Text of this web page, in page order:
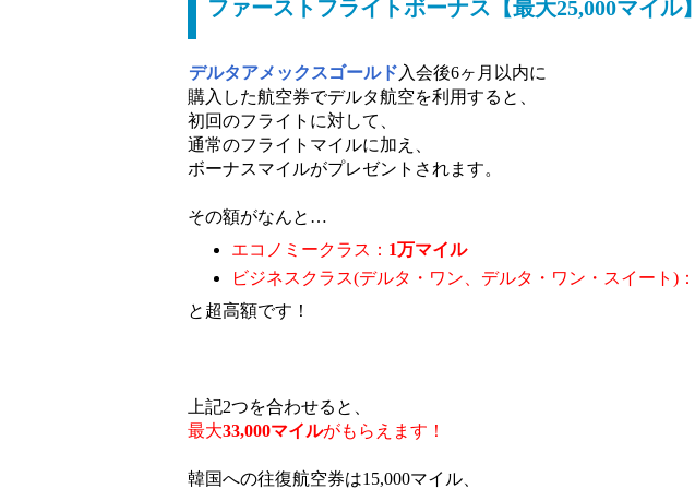
ファーストフライトボーナス【最大25,000マイル】
デルタアメックスゴールド 入会後6ヶ月以内に
購入した航空券でデルタ航空を利用すると、
初回のフライトに対して、
通常のフライトマイルに加え、
ボーナスマイルがプレゼントされます。
その額がなんと…
エコノミークラス： 1万マイル
ビジネスクラス(デルタ・ワン、デルタ・ワン・スイート)：
と超高額です！
上記2つを合わせると、
最大33,000マイルがもらえます！
韓国への往復航空券は15,000マイル、